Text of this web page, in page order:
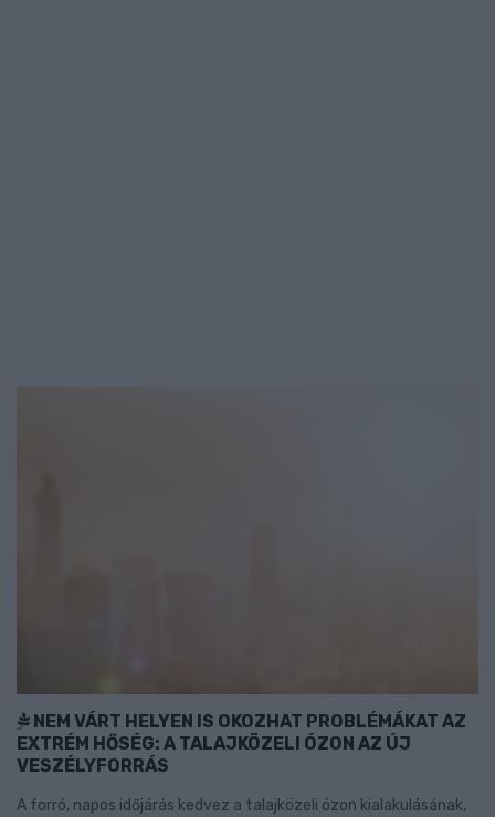
NEM VÁRT HELYEN IS OKOZHAT PROBLÉMÁKAT AZ
EXTRÉM HŐSÉG: A TALAJKÖZELI ÓZON AZ ÚJ
VESZÉLYFORRÁS
A forró, napos időjárás kedvez a talajközeli ózon kialakulásának,